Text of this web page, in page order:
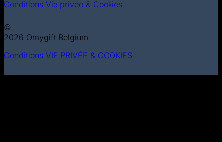
Conditions Vie privée & Cookies
©
2026 Omygift Belgium
Conditions VIE PRIVÉE & COOKIES